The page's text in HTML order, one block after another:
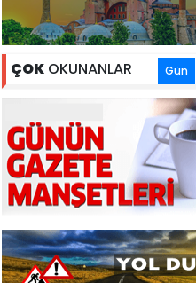
ÇOK OKUNANLAR Gün